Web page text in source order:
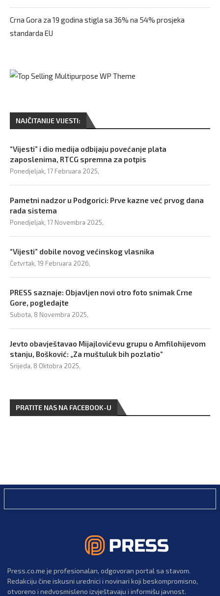
Crna Gora za 19 godina stigla sa 36% na 54% prosjeka
standarda EU
NAJČITANIJE VIJESTI:
“Vijesti” i dio medija odbijaju povećanje plata
zaposlenima, RTCG spremna za potpis
Ponedjeljak, 17 Februara 2025,
Pametni nadzor u Podgorici: Prve kazne već prvog dana
rada sistema
Ponedjeljak, 17 Novembra 2025,
“Vijesti” dobile novog većinskog vlasnika
Četvrtak, 19 Februara 2026,
PRESS saznaje: Objavljen novi otro foto snimak Crne
Gore, pogledajte
Subota, 8 Novembra 2025,
Jevto obavještavao Mijajlovićevu grupu o Amfilohijevom
stanju, Bošković: „Za muštuluk bih pozlatio“
Srijeda, 8 Oktobra 2025,
PRATITE NAS NA FACEBOOK-U
Press.co.me je profesionalan, odgovoran portal sa stavom.
Redakciju čine iskusni urednici i novinari koji beskompromisno,
otvoreno i nedvosmisleno izvještavaju i informišu javnost.